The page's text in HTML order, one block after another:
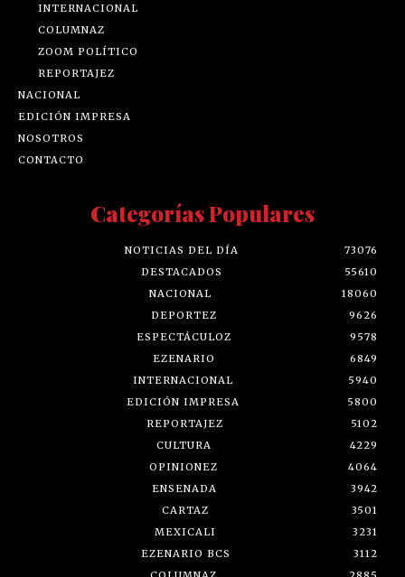
INTERNACIONAL
COLUMNAZ
ZOOM POLÍTICO
REPORTAJEZ
NACIONAL
EDICIÓN IMPRESA
NOSOTROS
CONTACTO
Categorías Populares
NOTICIAS DEL DÍA
73076
DESTACADOS
55610
NACIONAL
18060
DEPORTEZ
9626
ESPECTÁCULOZ
9578
EZENARIO
6849
INTERNACIONAL
5940
EDICIÓN IMPRESA
5800
REPORTAJEZ
5102
CULTURA
4229
OPINIONEZ
4064
ENSENADA
3942
CARTAZ
3501
MEXICALI
3231
EZENARIO BCS
3112